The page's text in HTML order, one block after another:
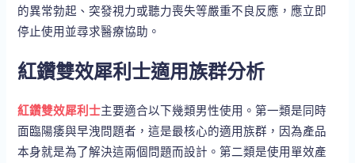
的異常勃起、突發視力或聽力喪失等嚴重不良反應，應立即
停止使用並尋求醫療協助。
紅鑽雙效犀利士適用族群分析
紅鑽雙效犀利士主要適合以下幾類男性使用。第一類是同時
面臨陽痿與早洩問題者，這是最核心的適用族群，因為產品
本身就是為了解決這兩個問題而設計。第二類是使用單效產